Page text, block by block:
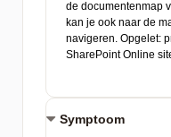
Symptoom